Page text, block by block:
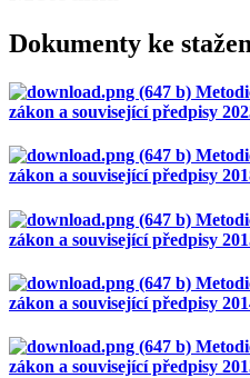
Dokumenty ke
zákon a související předpisy
zákon a související předpisy
zákon a související předpisy
zákon a související předpisy
zákon a související předpisy